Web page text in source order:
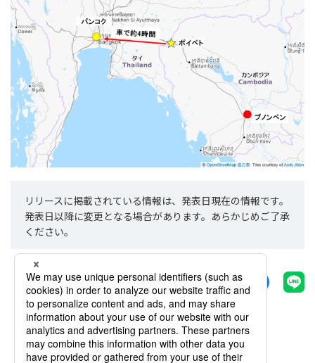
リリースに掲載されている情報は、発表日現在の情報です。
発表日以降に変更となる場合があります。あらかじめご了承
ください。
シェアする
一覧へ戻る